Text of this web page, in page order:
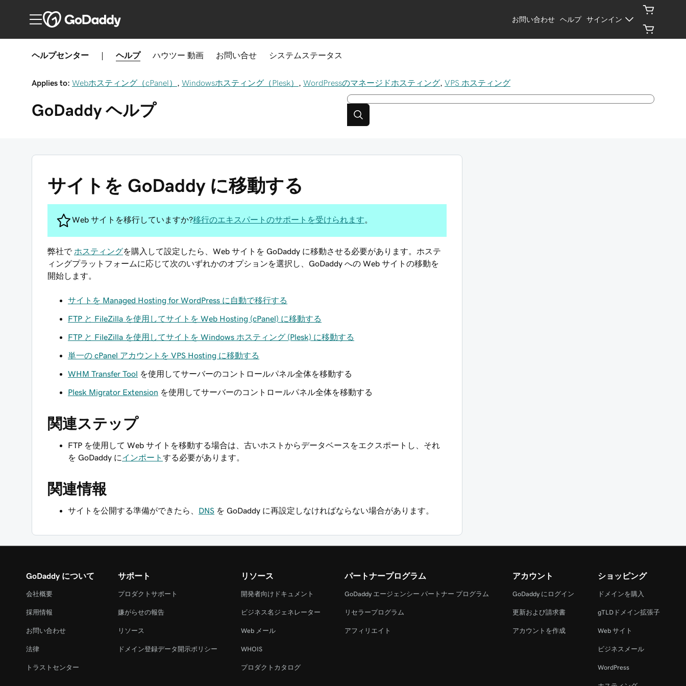
お問い合わせ ヘルプ サインイン
ヘルプセンター ヘルプ ハウツー 動画 お問い合せ システムステータス
Applies to: Webホスティング（cPanel） Windowsホスティング（Plesk） WordPressのマネージドホスティング VPS ホスティング
GoDaddy ヘルプ
サイトを GoDaddy に移動する
Web サイトを移行していますか?移行のエキスパートのサポートを受けられます
弊社で ホスティングを購入して設定したら、Web サイトを GoDaddy に移動させる必要があります。ホステ
ィングプラットフォームに応じて次のいずれかのオプションを選択し、GoDaddy への Web サイトの移動を
開始します。
サイトを Managed Hosting for WordPress に自動で移行する
FTP と FileZilla を使用してサイトを Web Hosting (cPanel) に移動する
FTP と FileZilla を使用してサイトを Windows ホスティング (Plesk) に移動する
単一の cPanel アカウントを VPS Hosting に移動する
WHM Transfer Tool を使用してサーバーのコントロールパネル全体を移動する
Plesk Migrator Extension を使用してサーバーのコントロールパネル全体を移動する
関連ステップ
FTP を使用して Web サイトを移動する場合は、古いホストからデータベースをエクスポートし、それ
を GoDaddy にインポート する必要があります。
関連情報
サイトを公開する準備ができたら、 DNS を GoDaddy に再設定しなければならない場合があります。
GoDaddy について
会社概要
採用情報
お問い合わせ
法律
トラストセンター
サポート
プロダクトサポート
嫌がらせの報告
リソース
ドメイン登録データ開示ポリシー
リソース
開発者向けドキュメント
ビジネス名ジェネレーター
Web メール
WHOIS
プロダクトカタログ
パートナープログラム
GoDaddy エージェンシー パートナー プログラム
リセラープログラム
アフィリエイト
アカウント
GoDaddy にログイン
更新および請求書
アカウントを作成
ショッピング
ドメインを購入
gTLDドメイン拡張子
Web サイト
ビジネスメール
WordPress